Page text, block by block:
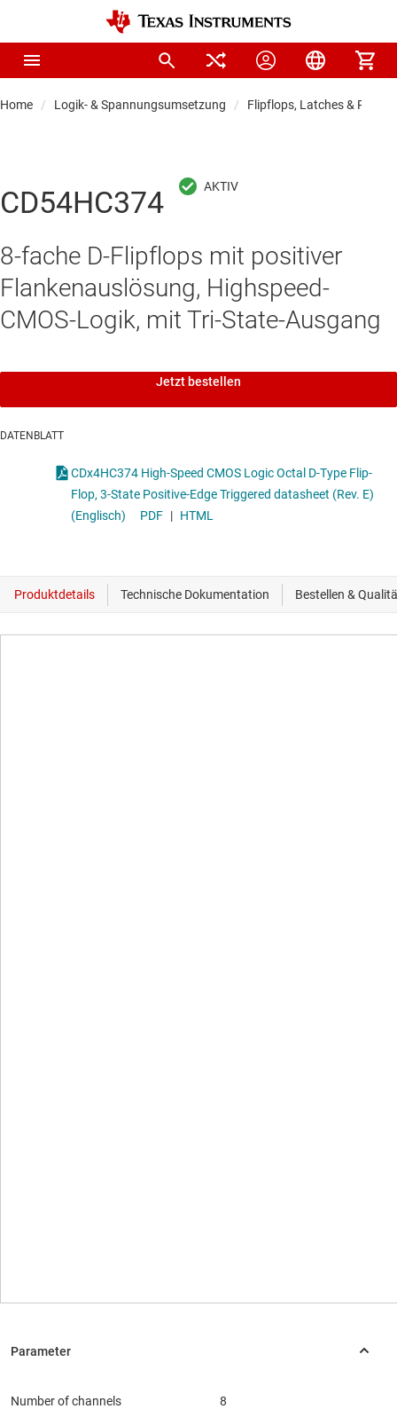
Home Logik- & Spannungsumsetzung Flipflops, Latches &
CD54HC374
8-fache D-Flipflops mit positiver
Flankenauslösung, Highspeed-
CMOS-Logik, mit Tri-State-Ausgang
Jetzt bestellen
DATENBLATT
CDx4HC374 High-Speed CMOS Logic Octal D-Type Flip-
Flop, 3-State Positive-Edge Triggered datasheet (Rev. E)
(Englisch)
PDF | HTML
Number of channels 8